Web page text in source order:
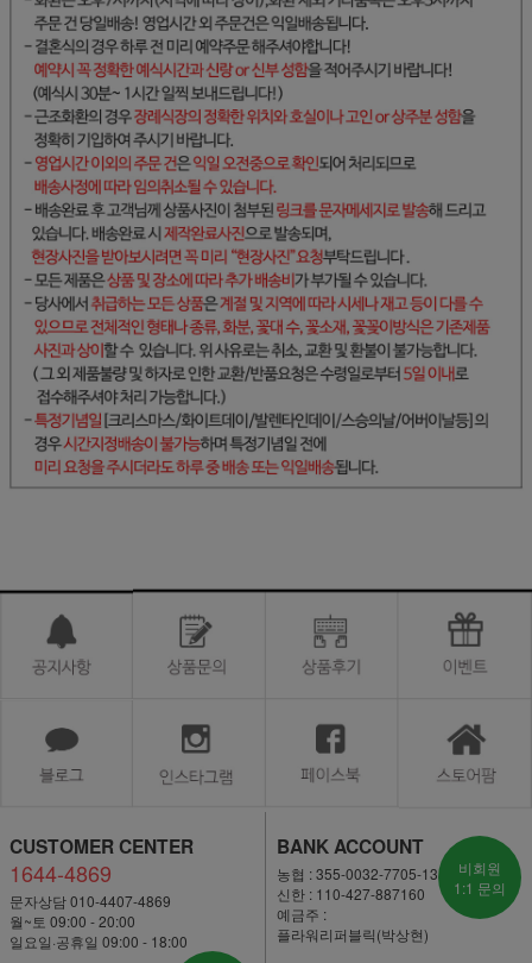
CUSTOMER CENTER
1644-4869
문자상담 010-4407-4869
월~토 09:00 - 20:00
일요일·공휴일 09:00 - 18:00
BANK ACCOUNT
농협 : 355-0032-7705-13
신한 : 110-427-887160
예금주 :
플라워리퍼블릭(박상현)
비회원
1:1 문의